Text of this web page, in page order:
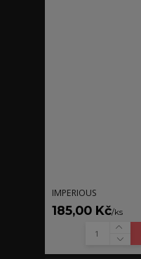
IMPERIOUS
185,00 Kč/ks